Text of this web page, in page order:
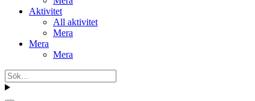
Aktivitet
All aktivitet
Mera
Mera
Mera